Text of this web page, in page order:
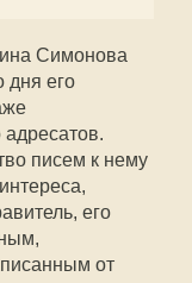
Симонова
дня его
адресатов.
писем к нему
его
от